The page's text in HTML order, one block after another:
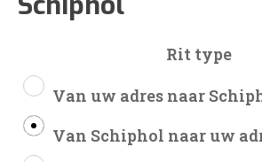
Rit type
Van uw adres naar
Van Schiphol naar uw